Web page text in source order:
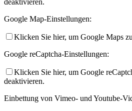
Google Map-Einstellungen:
Klicken Sie hier, um Google Maps
Google reCaptcha-Einstellungen:
Klicken Sie hier, um Google
deaktivieren.
Einbettung von Vimeo- und Youtube-